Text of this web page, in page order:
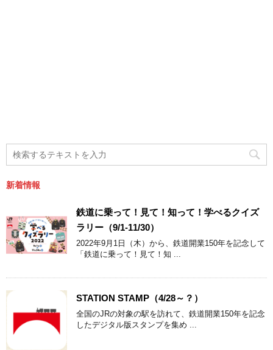
新着情報
鉄道に乗って！見て！知って！学べるクイズ
ラリー（9/1-11/30）
2022年9月1日（木）から、鉄道開業150年を記念して
「鉄道に乗って！見て！知 ...
STATION STAMP（4/28～？）
全国のJRの対象の駅を訪れて、鉄道開業150年を記念
したデジタル版スタンプを集め ...